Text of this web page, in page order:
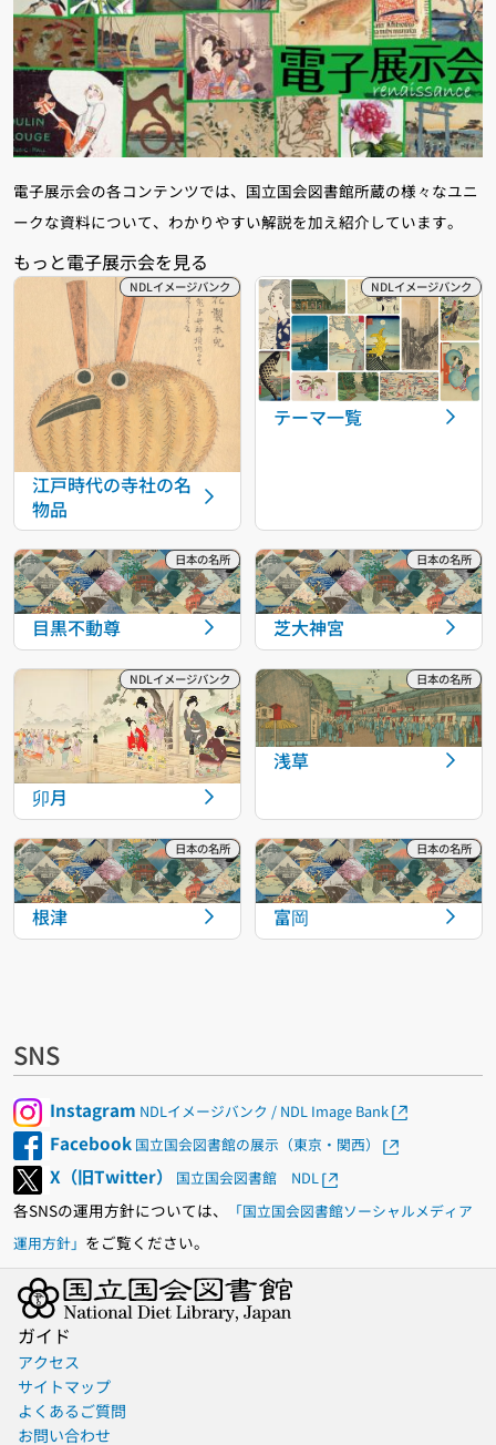
電子展示会の各コンテンツでは、国立国会図書館所蔵の様々なユニ
ークな資料について、わかりやすい解説を加え紹介しています。
江戸時代の寺社の名
物品
テーマ一覧
目黒不動尊 芝大神宮
卯月
浅草
根津 富岡
SNS
Instagram NDLイメージバンク / NDL Image Bank
Facebook 国立国会図書館の展示（東京・関西）
X（旧Twitter） 国立国会図書館 NDL
各SNSの運用方針については、
「国立国会図書館ソーシャルメディア
運用方針」 をご覧ください。
ガイド
アクセス
サイトマップ
よくあるご質問
お問い合わせ